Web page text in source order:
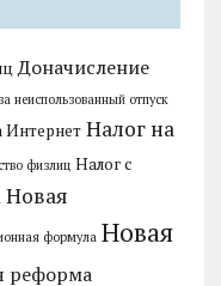
Доначисление
неиспользованный отпуск
Интернет Налог на
физлиц Налог с
Новая
формула Новая
реформа